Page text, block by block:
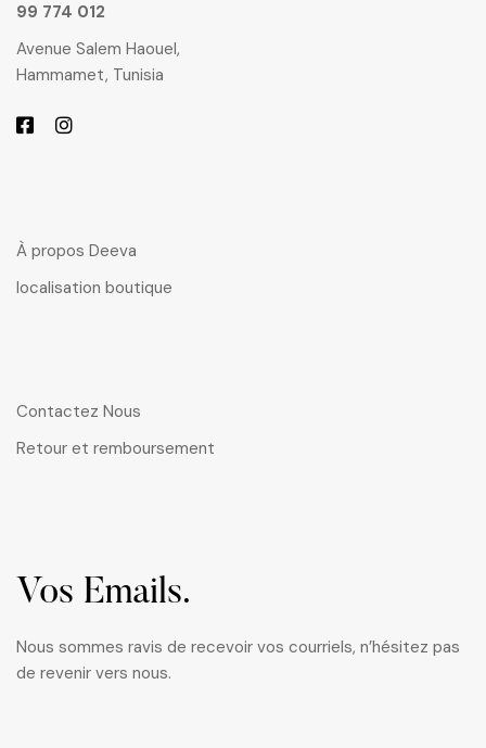
99 774 012
Avenue Salem Haouel,
Hammamet, Tunisia
À propos Deeva
localisation boutique
Contactez Nous
Retour et remboursement
Vos Emails.
Nous sommes ravis de recevoir vos courriels, n’hésitez pas
de revenir vers nous.